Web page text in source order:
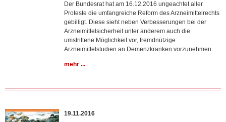
Der Bundesrat hat am 16.12.2016 ungeachtet aller
Proteste die umfangreiche Reform des Arzneimittelrechts
gebilligt. Diese sieht neben Verbesserungen bei der
Arzneimittelsicherheit unter anderem auch die
umstrittene Möglichkeit vor, fremdnützige
Arzneimittelstudien an Demenzkranken vorzunehmen.
mehr ...
19.11.2016